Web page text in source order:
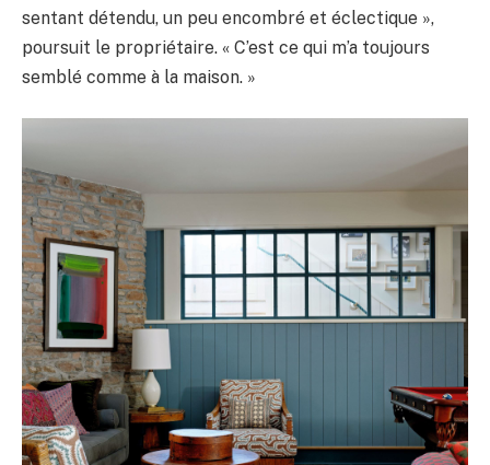
sentant détendu, un peu encombré et éclectique »,
poursuit le propriétaire. « C’est ce qui m’a toujours
semblé comme à la maison. »